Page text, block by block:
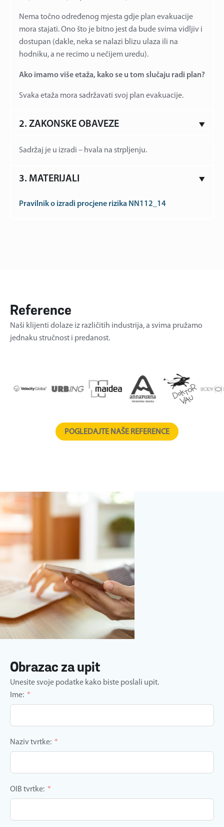
Nema točno određenog mjesta gdje plan evakuacije
mora stajati. Ono što je bitno jest da bude svima vidljiv i
dostupan (dakle, neka se nalazi blizu ulaza ili na
hodniku, a ne recimo u nečijem uredu).
Ako imamo više etaža, kako se u tom slučaju radi plan?
Svaka etaža mora sadržavati svoj plan evakuacije.
2. ZAKONSKE OBAVEZE
Sadržaj je u izradi – hvala na strpljenju.
3. MATERIJALI
Pravilnik o izradi procjene rizika NN112_14
Reference
Naši klijenti dolaze iz različitih industrija, a svima pružamo
jednaku stručnost i predanost.
POGLEDAJTE NAŠE REFERENCE
Obrazac za upit
Unesite svoje podatke kako biste poslali upit.
Ime:
Naziv tvrtke:
OIB tvrtke: